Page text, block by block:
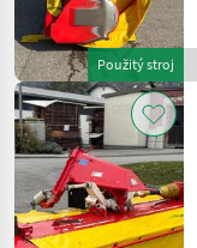
Použitý stroj